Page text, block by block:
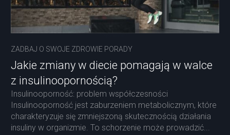
ZADBAJ O SWOJE ZDROWIE PORADY
Jakie zmiany w diecie pomagają w walce
z insulinoopornością?
Insulinooporność: problem współczesności
Insulinooporność jest zaburzeniem metabolicznym, które
charakteryzuje się zmniejszoną skutecznością działania
insuliny w organizmie. To schorzenie może prowadzić...